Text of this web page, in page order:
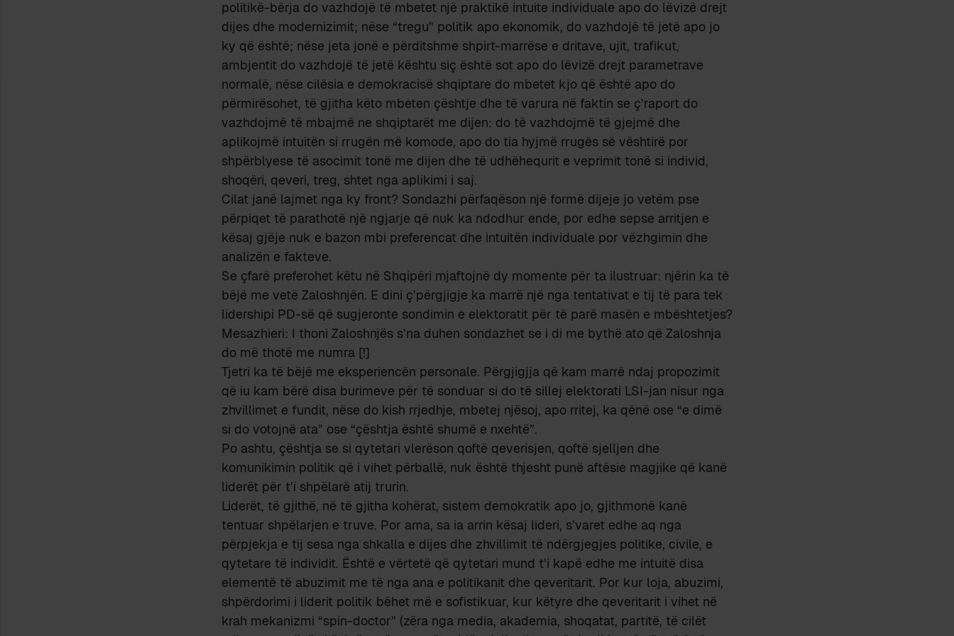
politikë-bërja do vazhdojë të mbetet një praktikë intuite individuale apo do lëvizë drejt
dijes dhe modernizimit; nëse “tregu” politik apo ekonomik, do vazhdojë të jetë apo jo
ky që është; nëse jeta jonë e përditshme shpirt-marrëse e dritave, ujit, trafikut,
ambjentit do vazhdojë të jetë kështu siç është sot apo do lëvizë drejt parametrave
normalë, nëse cilësia e demokracisë shqiptare do mbetet kjo që është apo do
përmirësohet, të gjitha këto mbeten çështje dhe të varura në faktin se ç’raport do
vazhdojmë të mbajmë ne shqiptarët me dijen: do të vazhdojmë të gjejmë dhe
aplikojmë intuitën si rrugën më komode, apo do tia hyjmë rrugës së vështirë por
shpërblyese të asocimit tonë me dijen dhe të udhëhequrit e veprimit tonë si individ,
shoqëri, qeveri, treg, shtet nga aplikimi i saj.
Cilat janë lajmet nga ky front? Sondazhi përfaqëson një formë dijeje jo vetëm pse
përpiqet të parathotë një ngjarje që nuk ka ndodhur ende, por edhe sepse arritjen e
kësaj gjëje nuk e bazon mbi preferencat dhe intuitën individuale por vëzhgimin dhe
analizën e fakteve.
Se çfarë preferohet këtu në Shqipëri mjaftojnë dy momente për ta ilustruar: njërin ka të
bëjë me vetë Zaloshnjën. E dini ç’përgjigje ka marrë një nga tentativat e tij të para tek
lidershipi PD-së që sugjeronte sondimin e elektoratit për të parë masën e mbështetjes?
Mesazhieri: I thoni Zaloshnjës s’na duhen sondazhet se i di me bythë ato që Zaloshnja
do më thotë me numra [!]
Tjetri ka të bëjë me eksperiencën personale. Përgjigjja që kam marrë ndaj propozimit
që iu kam bërë disa burimeve për të sonduar si do të sillej elektorati LSI-jan nisur nga
zhvillimet e fundit, nëse do kish rrjedhje, mbetej njësoj, apo rritej, ka qënë ose “e dimë
si do votojnë ata” ose “çështja është shumë e nxehtë”.
Po ashtu, çështja se si qytetari vlerëson qoftë qeverisjen, qoftë sjelljen dhe
komunikimin politik që i vihet përballë, nuk është thjesht punë aftësie magjike që kanë
liderët për t’i shpëlarë atij trurin.
Liderët, të gjithë, në të gjitha kohërat, sistem demokratik apo jo, gjithmonë kanë
tentuar shpëlarjen e truve. Por ama, sa ia arrin kësaj lideri, s’varet edhe aq nga
përpjekja e tij sesa nga shkalla e dijes dhe zhvillimit të ndërgjegjes politike, civile, e
qytetare të individit. Është e vërtetë që qytetari mund t’i kapë edhe me intuitë disa
elementë të abuzimit me të nga ana e politikanit dhe qeveritarit. Por kur loja, abuzimi,
shpërdorimi i liderit politik bëhet më e sofistikuar, kur këtyre dhe qeveritarit i vihet në
krah mekanizmi “spin-doctor” (zëra nga media, akademia, shoqatat, partitë, të cilët